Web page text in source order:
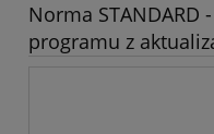
Norma STANDARD
programu z